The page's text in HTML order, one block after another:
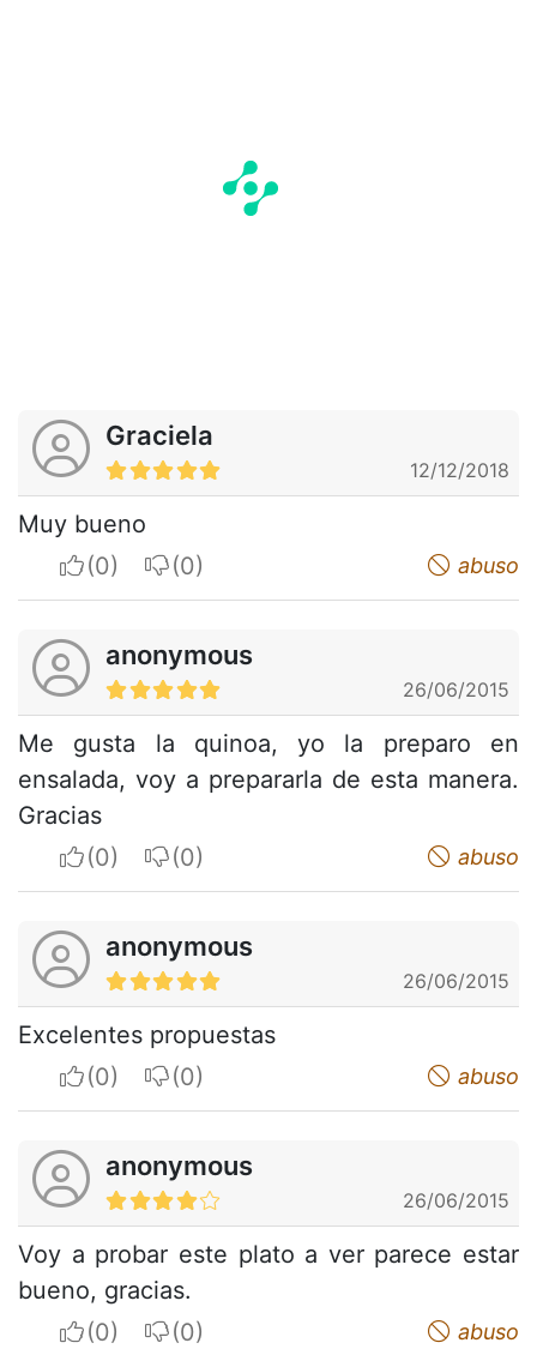
Graciela
12/12/2018
Muy bueno
I apreciateI do not appreciate abuso
anonymous
26/06/2015
Me gusta la quinoa, yo la preparo en
ensalada, voy a prepararla de esta manera.
Gracias
I apreciateI do not appreciate abuso
anonymous
26/06/2015
Excelentes propuestas
I apreciateI do not appreciate abuso
anonymous
26/06/2015
Voy a probar este plato a ver parece estar
bueno, gracias.
I apreciateI do not appreciate abuso